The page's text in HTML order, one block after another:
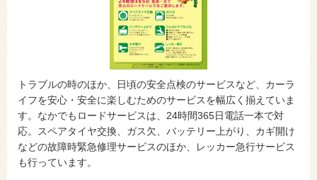
トラブルの時のほか、日頃の安全点検のサービスなど、カーラ
イフを安心・安全に楽しむためのサービスを幅広く揃えていま
す。なかでもロードサービスは、24時間365日電話一本で対
応。スペアタイヤ交換、ガス欠、バッテリー上がり、カギ開け
などの故障時緊急修理サービスのほか、レッカー急行サービス
も行っています。